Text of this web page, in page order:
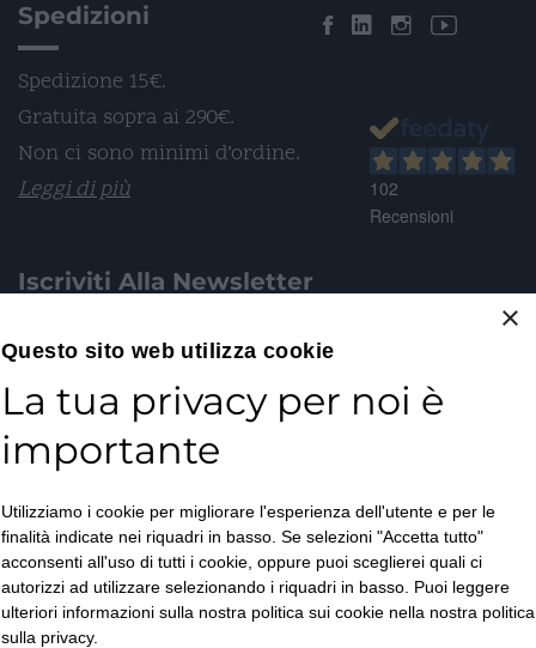
Spedizioni
Spedizione 15€.
Gratuita sopra ai 290€.
Non ci sono minimi d’ordine.
Leggi di più
Iscriviti Alla Newsletter
Email*
Privacy Policy*
ISCRIVITI
102
Recensioni
×
Questo sito web utilizza cookie
La tua privacy per noi è
importante
Utilizziamo i cookie per migliorare l'esperienza dell'utente e per le
finalità indicate nei riquadri in basso. Se selezioni "Accetta tutto"
acconsenti all'uso di tutti i cookie, oppure puoi sceglierei quali ci
autorizzi ad utilizzare selezionando i riquadri in basso. Puoi leggere
ulteriori informazioni sulla nostra politica sui cookie nella nostra politica
sulla privacy.